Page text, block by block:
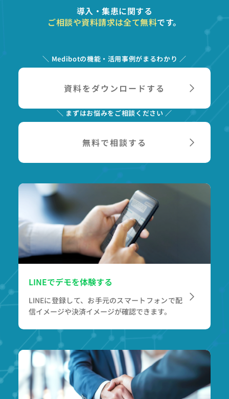
導入・集患に関する
ご相談や資料請求は全て無料です。
＼ Medibotの機能・活用事例がまるわかり ／
資料をダウンロードする
＼ まずはお悩みをご相談ください ／
無料で相談する
LINEでデモを体験する
LINEに登録して、お手元のスマートフォンで配
信イメージや決済イメージが確認できます。